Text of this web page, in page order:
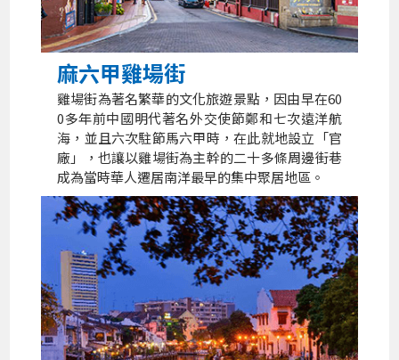
麻六甲雞場街
雞場街為著名繁華的文化旅遊景點，因由早在60
0多年前中國明代著名外交使節鄭和七次遠洋航
海，並且六次駐節馬六甲時，在此就地設立「官
廠」，也讓以雞場街為主幹的二十多條周邊街巷
成為當時華人遷居南洋最早的集中聚居地區。